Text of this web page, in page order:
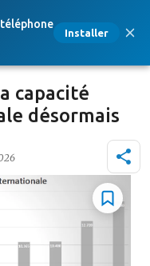
Installer
principal
capacité
désormais